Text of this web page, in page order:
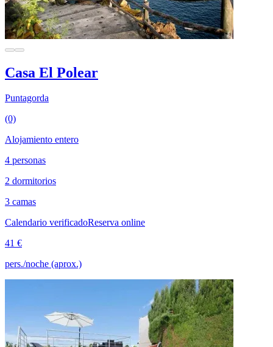
Casa El Polear
Puntagorda
(0)
Alojamiento entero
4 personas
2 dormitorios
3 camas
Calendario verificadoReserva online
41 €
pers./noche (aprox.)